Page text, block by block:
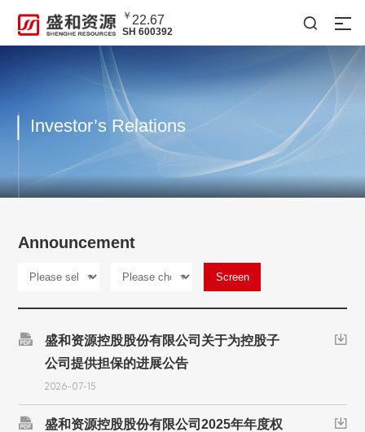
￥ 22.67
SH 600392

Investor’s Relations
Announcement
Screen

盛和资源控股股份有限公司关于为控股子
公司提供担保的进展公告
2026-07-15


盛和资源控股股份有限公司2025年年度权
